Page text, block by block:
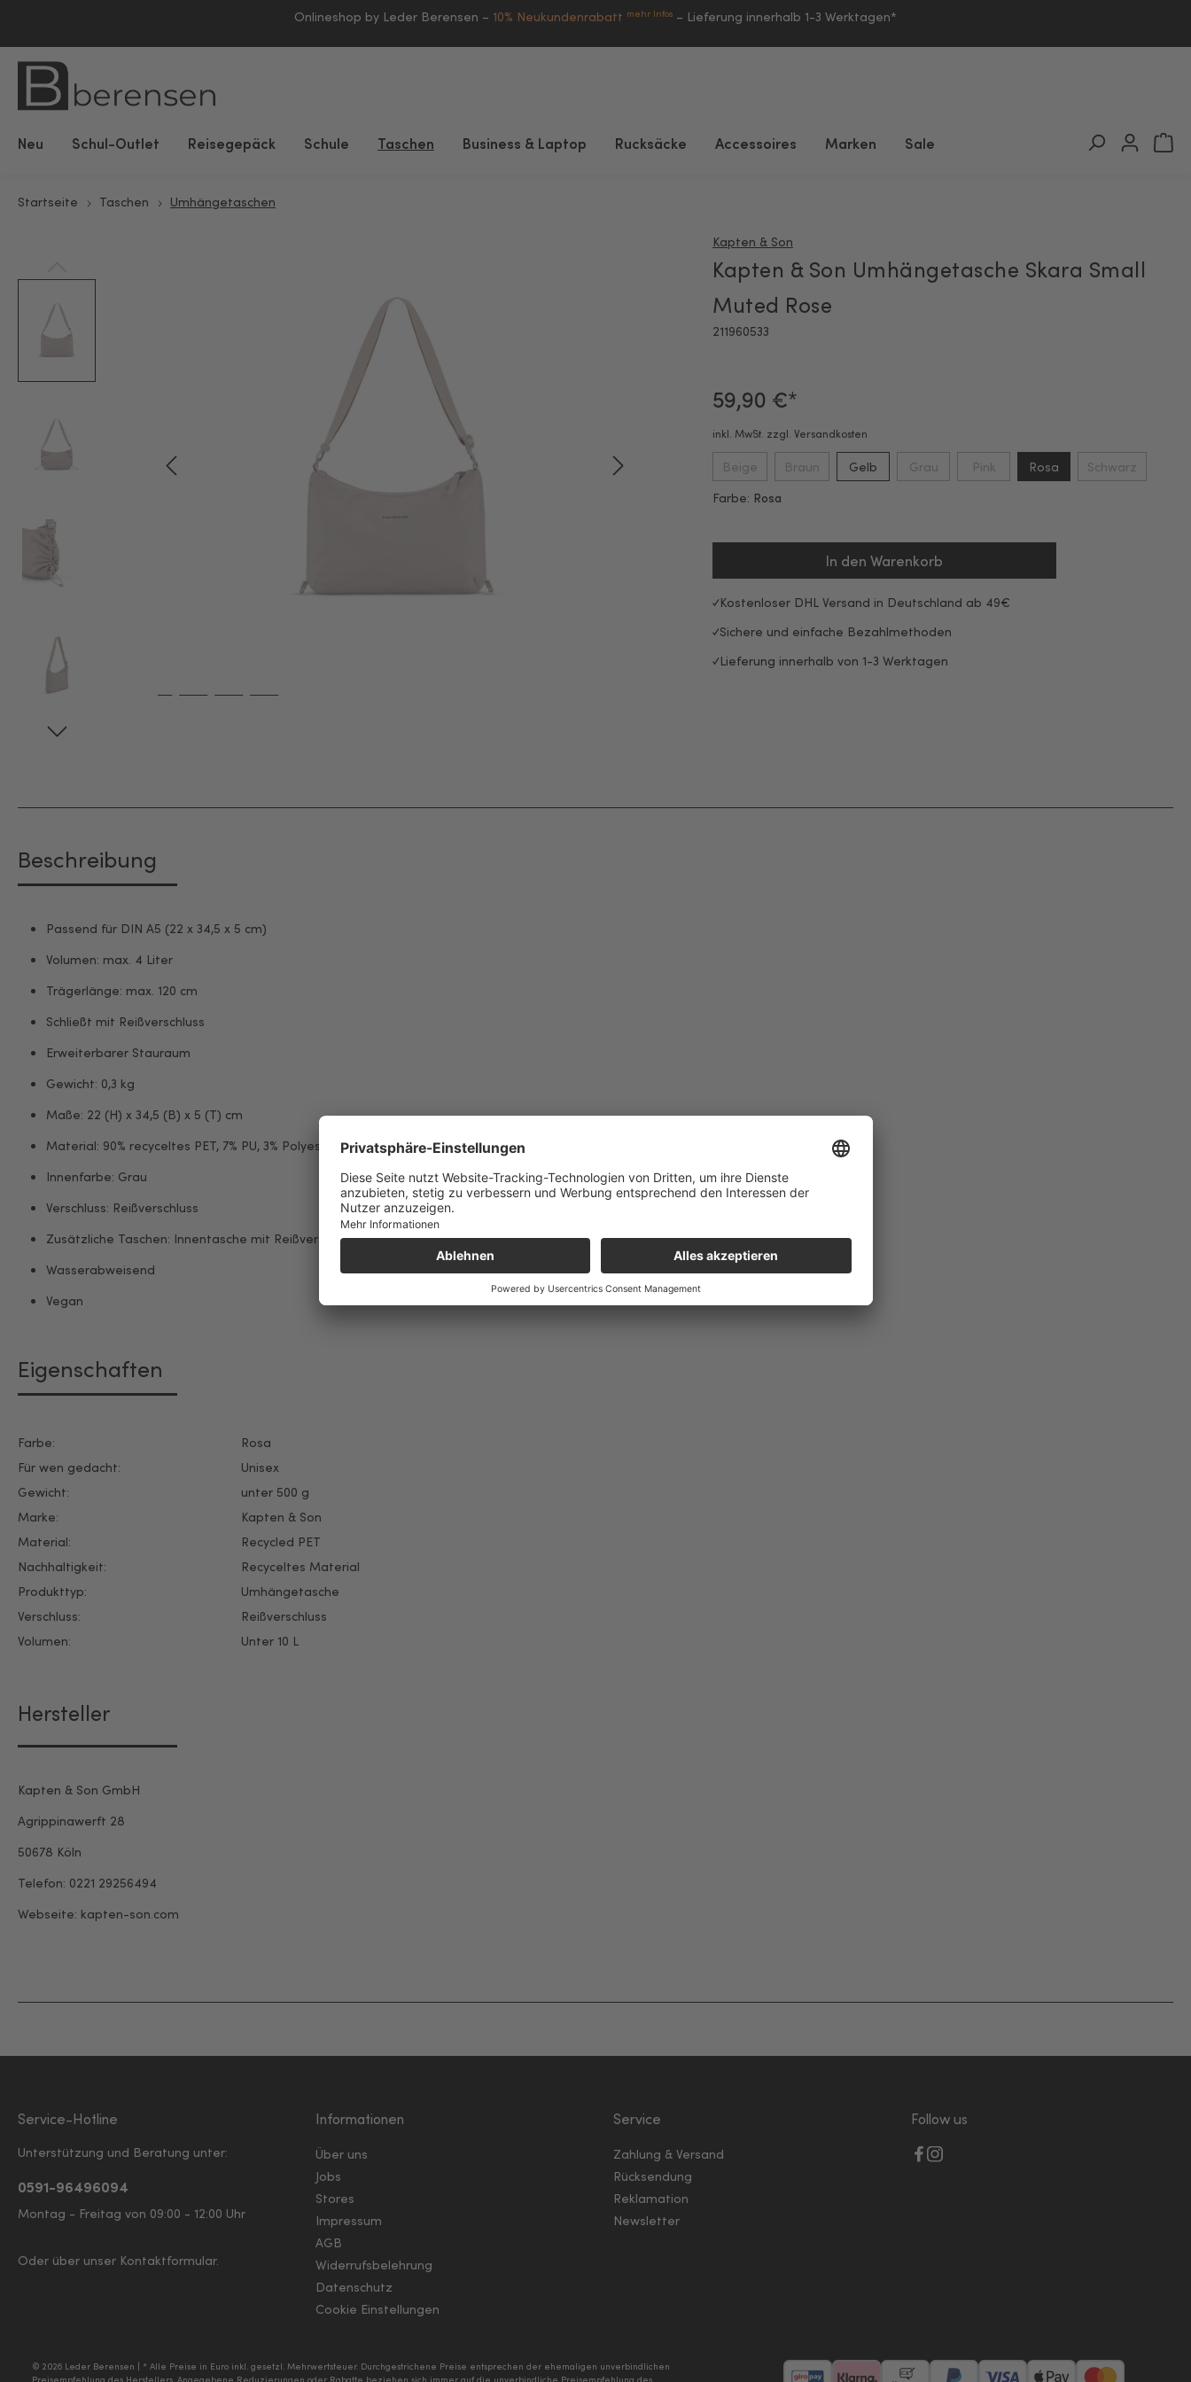
Onlineshop by Leder Berensen – 10% Neukundenrabatt mehr Infos – Lieferung innerhalb 1-3 Werktagen*
Neu Schul-Outlet Reisegepäck Schule Taschen Business & Laptop Rucksäcke Accessoires Marken Sale
Startseite Taschen Umhängetaschen
Kapten & Son
Kapten & Son Umhängetasche Skara Small
Muted Rose
211960533
59,90 €*
inkl. MwSt. zzgl. Versandkosten
Beige Braun Gelb Grau Pink Rosa
Schwarz
Farbe: Rosa
In den Warenkorb
Kostenloser DHL Versand in Deutschland ab 49€
Sichere und einfache Bezahlmethoden
Lieferung innerhalb von 1-3 Werktagen
Beschreibung
Passend für DIN A5 (22 x 34,5 x 5 cm)
Volumen: max. 4 Liter
Trägerlänge: max. 120 cm
Schließt mit Reißverschluss
Erweiterbarer Stauraum
Gewicht: 0,3 kg
Maße: 22 (H) x 34,5 (B) x 5 (T) cm
Material: 90% recyceltes PET, 7% PU, 3% Polyester
Innenfarbe: Grau
Verschluss: Reißverschluss
Zusätzliche Taschen: Innentasche mit Reißverschluss, Quick-Access-Fach, Smartphone-Fach, Anti-Diebstahlfach
Wasserabweisend
Vegan
Eigenschaften
Farbe:
Rosa
Für wen gedacht:
Unisex
Gewicht:
unter 500 g
Marke:
Kapten & Son
Material:
Recycled PET
Nachhaltigkeit:
Recyceltes Material
Produkttyp:
Umhängetasche
Verschluss:
Reißverschluss
Volumen:
Unter 10 L
Hersteller
Kapten & Son GmbH
Agrippinawerft 28
50678 Köln
Telefon: 0221 29256494
Webseite: kapten-son.com
Service-Hotline
Unterstützung und Beratung unter:
0591-96496094
Montag - Freitag von 09:00 - 12:00 Uhr
Oder über unser Kontaktformular.
Informationen
Über uns
Jobs
Stores
Impressum
AGB
Widerrufsbelehrung
Datenschutz
Cookie Einstellungen
Service
Zahlung & Versand
Rücksendung
Reklamation
Newsletter
Follow us
giropay Klarna VorkassePayPalWhiteVisaWhiteApplePay
© 2026 Leder Berensen | * Alle Preise in Euro inkl. gesetzl. Mehrwertsteuer. Durchgestrichene Preise entsprechen der ehemaligen unverbindlichen
Preisempfehlung des Herstellers. Angegebene Reduzierungen oder Rabatte beziehen sich immer auf die unverbindliche Preisempfehlung des